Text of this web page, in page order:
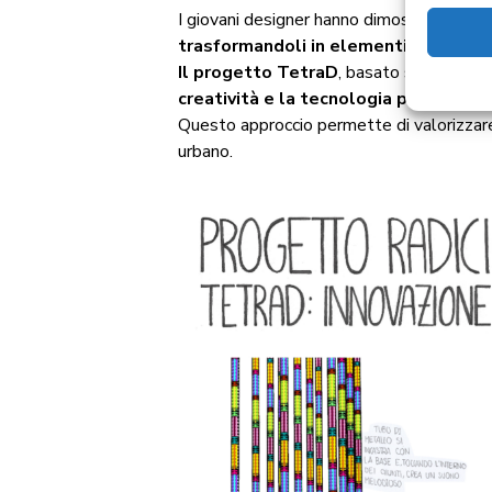
I giovani designer hanno dimostrato
trasformandoli in elementi di
Il progetto TetraD, basato sulla
creatività e la tecnologia possano
Questo approccio permette di
urbano.